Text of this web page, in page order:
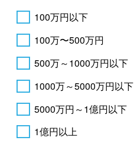
100万円以下
100万〜500万円
500万～1000万円以下
1000万～5000万円以下
5000万円～1億円以下
1億円以上